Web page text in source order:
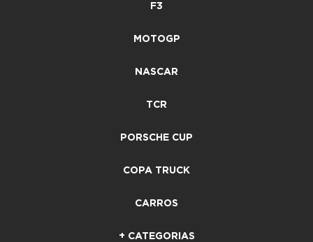
F3
MOTOGP
NASCAR
TCR
PORSCHE CUP
COPA TRUCK
CARROS
+ CATEGORIAS